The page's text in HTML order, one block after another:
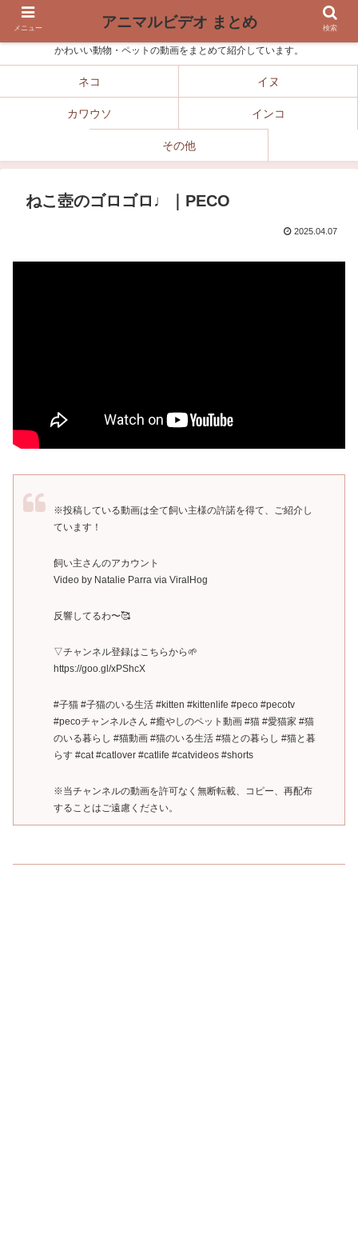
かわいい動物・ペットの動画をまとめて紹介しています。
ネコ イヌ
カワウソ インコ
その他
ねこ壺のゴロゴロ♩｜PECO
2025.04.07
※投稿している動画は全て飼い主様の許諾を得て、ご紹介し
ています！
飼い主さんのアカウント
Video by Natalie Parra via ViralHog
反響してるわ〜🥰
▽チャンネル登録はこちらから🌱
https://goo.gl/xPShcX
#子猫 #子猫のいる生活 #kitten #kittenlife #peco #pecotv
#pecoチャンネルさん #癒やしのペット動画 #猫 #愛猫家 #猫
のいる暮らし #猫動画 #猫のいる生活 #猫との暮らし #猫と暮
らす #cat #catlover #catlife #catvideos #shorts
※当チャンネルの動画を許可なく無断転載、コピー、再配布
することはご遠慮ください。
メニュー アニマルビデオ まとめ 検索